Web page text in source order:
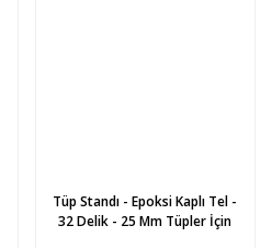
Tüp Standı - Epoksi Kaplı Tel -
32 Delik - 25 Mm Tüpler İçin